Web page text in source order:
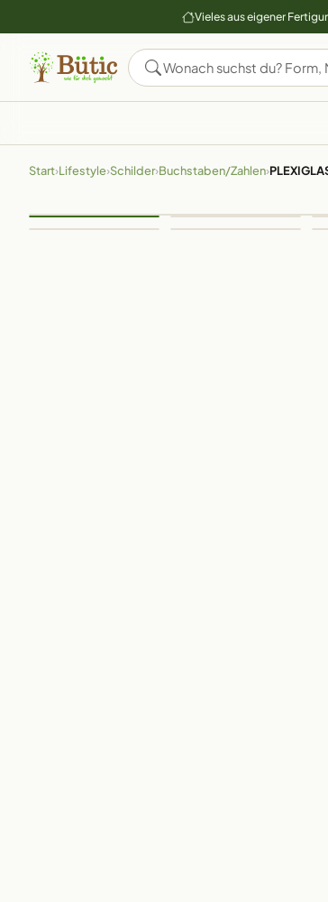
Vieles aus eigener
Start›Lifestyle›Schilder›Buchstaben/Zahlen›